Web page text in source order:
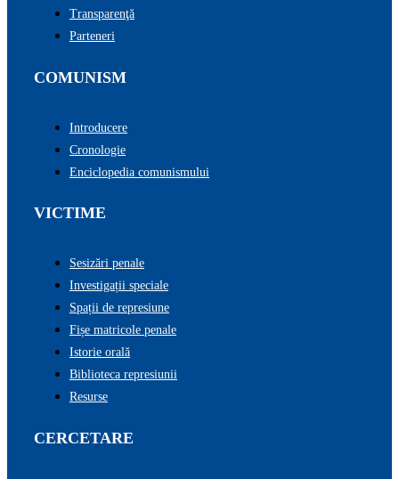
Transparenţă
Parteneri
COMUNISM
Introducere
Cronologie
Enciclopedia comunismului
VICTIME
Sesizări penale
Investigații speciale
Spații de represiune
Fișe matricole penale
Istorie orală
Biblioteca represiunii
Resurse
CERCETARE